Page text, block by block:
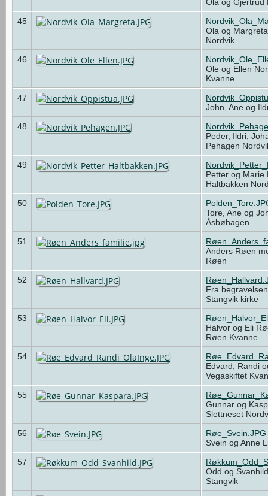
45
Ola og
Nordvik
46
Ole og Ellen
Kvanne
47
John, Ane og
48
Peder, Ildri,
Pehagen
49
Petter og Marie
Haltbakken
50
Tore, Ane og
Åsbøhagen
51
Anders Røen
Røen
52
Fra
Stangvik kirke
53
Halvor og Eli
Røen Kvanne
54
Edvard, Randi
Vegaskiftet
55
Gunnar og
Slettneset
56
Røe_Svein.JPG
Svein og Anne
57
Odd og
Stangvik